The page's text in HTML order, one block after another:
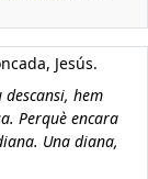
Jesús.
hem
Perquè encara
Una diana,